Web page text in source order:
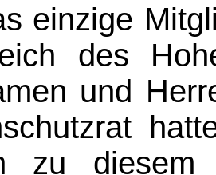
einzige
des
und
zu diesem